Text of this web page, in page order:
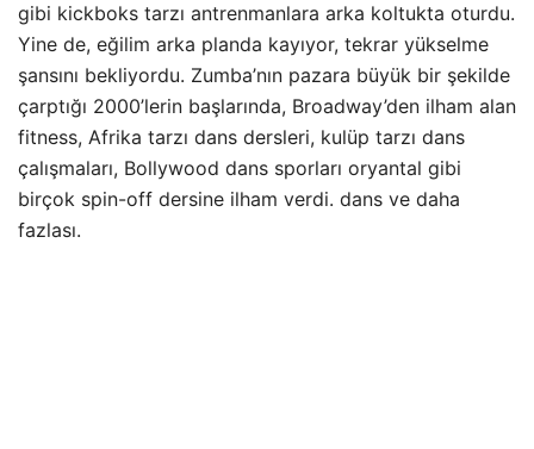
gibi kickboks tarzı antrenmanlara arka koltukta oturdu.
Yine de, eğilim arka planda kayıyor, tekrar yükselme
şansını bekliyordu. Zumba’nın pazara büyük bir şekilde
çarptığı 2000’lerin başlarında, Broadway’den ilham alan
fitness, Afrika tarzı dans dersleri, kulüp tarzı dans
çalışmaları, Bollywood dans sporları oryantal gibi
birçok spin-off dersine ilham verdi. dans ve daha
fazlası.